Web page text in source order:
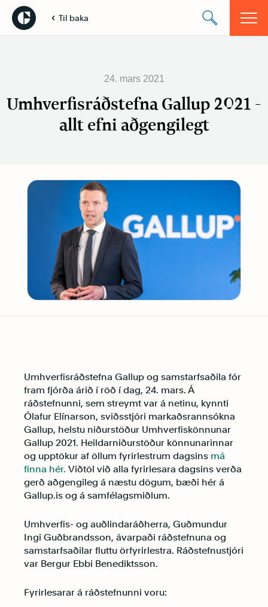
Til baka
24. mars 2021
Umhverfisráðstefna Gallup 2021 -
allt efni aðgengilegt
Umhverfisráðstefna Gallup og samstarfsaðila fór
fram fjórða árið í röð í dag, 24. mars. Á
ráðstefnunni, sem streymt var á netinu, kynnti
Ólafur Elínarson, sviðsstjóri markaðsrannsókna
Gallup, helstu niðurstöður Umhverfiskönnunar
Gallup 2021. Heildarniðurstöður könnunarinnar
og upptökur af öllum fyrirlestrum dagsins má
finna hér. Viðtöl við alla fyrirlesara dagsins verða
gerð aðgengileg á næstu dögum, bæði hér á
Gallup.is og á samfélagsmiðlum.
Umhverfis- og auðlindaráðherra, Guðmundur
Ingi Guðbrandsson, ávarpaði ráðstefnuna og
samstarfsaðilar fluttu örfyrirlestra. Ráðstefnustjóri
var Bergur Ebbi Benediktsson.
Fyrirlesarar á ráðstefnunni voru: